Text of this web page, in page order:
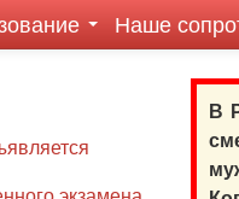
Наше
В